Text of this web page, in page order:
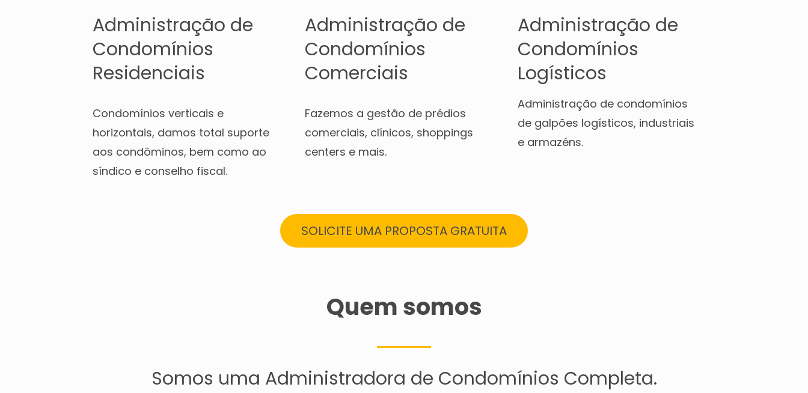
Administração de
Condomínios
Residenciais
Condomínios verticais e
horizontais, damos total suporte
aos condôminos, bem como ao
síndico e conselho fiscal.
Administração de
Condomínios
Comerciais
Fazemos a gestão de prédios
comerciais, clínicos, shoppings
centers e mais.
Administração de
Condomínios
Logísticos
Administração de condomínios
de galpões logísticos, industriais
e armazéns.
SOLICITE UMA PROPOSTA GRATUITA
Quem somos
Somos uma Administradora de Condomínios Completa.